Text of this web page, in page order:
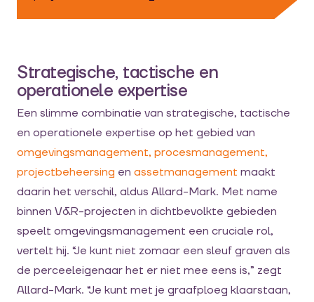
Strategische, tactische en
operationele expertise
Een slimme combinatie van strategische, tactische
en operationele expertise op het gebied van
omgevingsmanagement, procesmanagement,
projectbeheersing en assetmanagement maakt
daarin het verschil, aldus Allard-Mark. Met name
binnen V&R-projecten in dichtbevolkte gebieden
speelt omgevingsmanagement een cruciale rol,
vertelt hij. “Je kunt niet zomaar een sleuf graven als
de perceeleigenaar het er niet mee eens is,” zegt
Allard-Mark. “Je kunt met je graafploeg klaarstaan,